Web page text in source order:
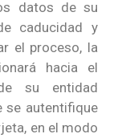
datos de su
caducidad y
el proceso, la
hacia el
su entidad
se autentifique
en el modo